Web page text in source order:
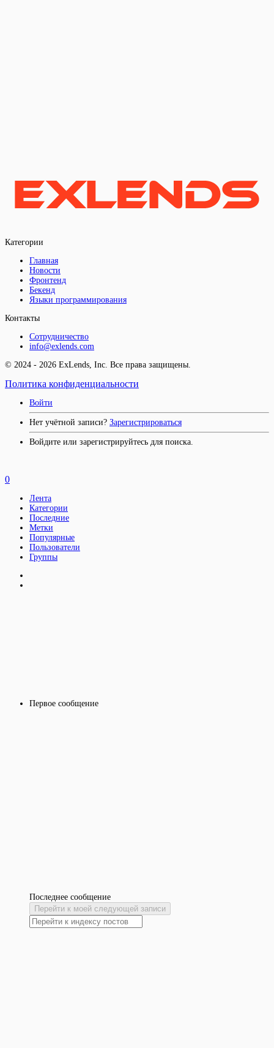
Категории
Главная
Новости
Фронтенд
Бекенд
Языки программирования
Контакты
Сотрудничество
info@exlends.com
© 2024 - 2026 ExLends, Inc. Все права защищены.
Политика конфиденциальности
Войти
Нет учётной записи? Зарегистрироваться
Войдите или зарегистрируйтесь для поиска.
Первое сообщение
Последнее сообщение
Перейти к моей следующей записи
0
Лента
Категории
Последние
Метки
Популярные
Пользователи
Группы